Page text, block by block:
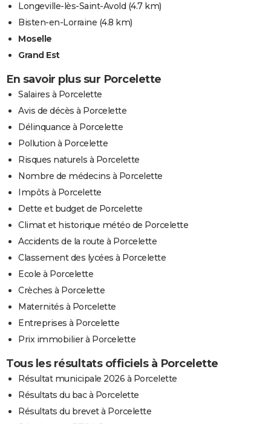
Longeville-lès-Saint-Avold (4.7 km)
Bisten-en-Lorraine (4.8 km)
Moselle
Grand Est
En savoir plus sur Porcelette
Salaires à Porcelette
Avis de décès à Porcelette
Délinquance à Porcelette
Pollution à Porcelette
Risques naturels à Porcelette
Nombre de médecins à Porcelette
Impôts à Porcelette
Dette et budget de Porcelette
Climat et historique météo de Porcelette
Accidents de la route à Porcelette
Classement des lycées à Porcelette
Ecole à Porcelette
Crèches à Porcelette
Maternités à Porcelette
Entreprises à Porcelette
Prix immobilier à Porcelette
Tous les résultats officiels à Porcelette
Résultat municipale 2026 à Porcelette
Résultats du bac à Porcelette
Résultats du brevet à Porcelette